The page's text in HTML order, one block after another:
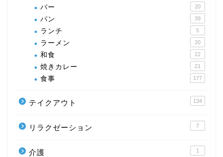
バー 20
パン 39
ランチ 5
ラーメン 20
和食 22
焼きカレー 21
食事 177
テイクアウト 134
リラクゼーション 7
介護 1